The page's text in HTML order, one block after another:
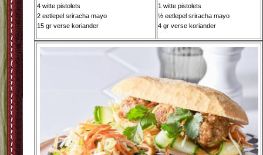
4 witte pistolets
2 eetlepel sriracha mayo
15 gr verse koriander
1 witte pistolets
½ eetlepel sriracha mayo
4 gr verse koriander